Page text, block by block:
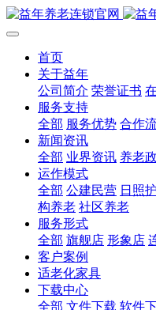
首页
关于益年
公司简介 荣誉证书
服务支持
全部 服务优势 合作
新闻资讯
全部 业界资讯 养老
运作模式
全部 公建民营 日照
构养老 社区养老
服务形式
全部 旗舰店 形象店
客户案例
适老化家具
下载中心
全部 文件下载 软件